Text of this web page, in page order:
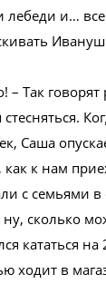
лебеди и…
– Так говорят
Саша
к нам
с семьями в
ну, сколько
кататься на
ходит в